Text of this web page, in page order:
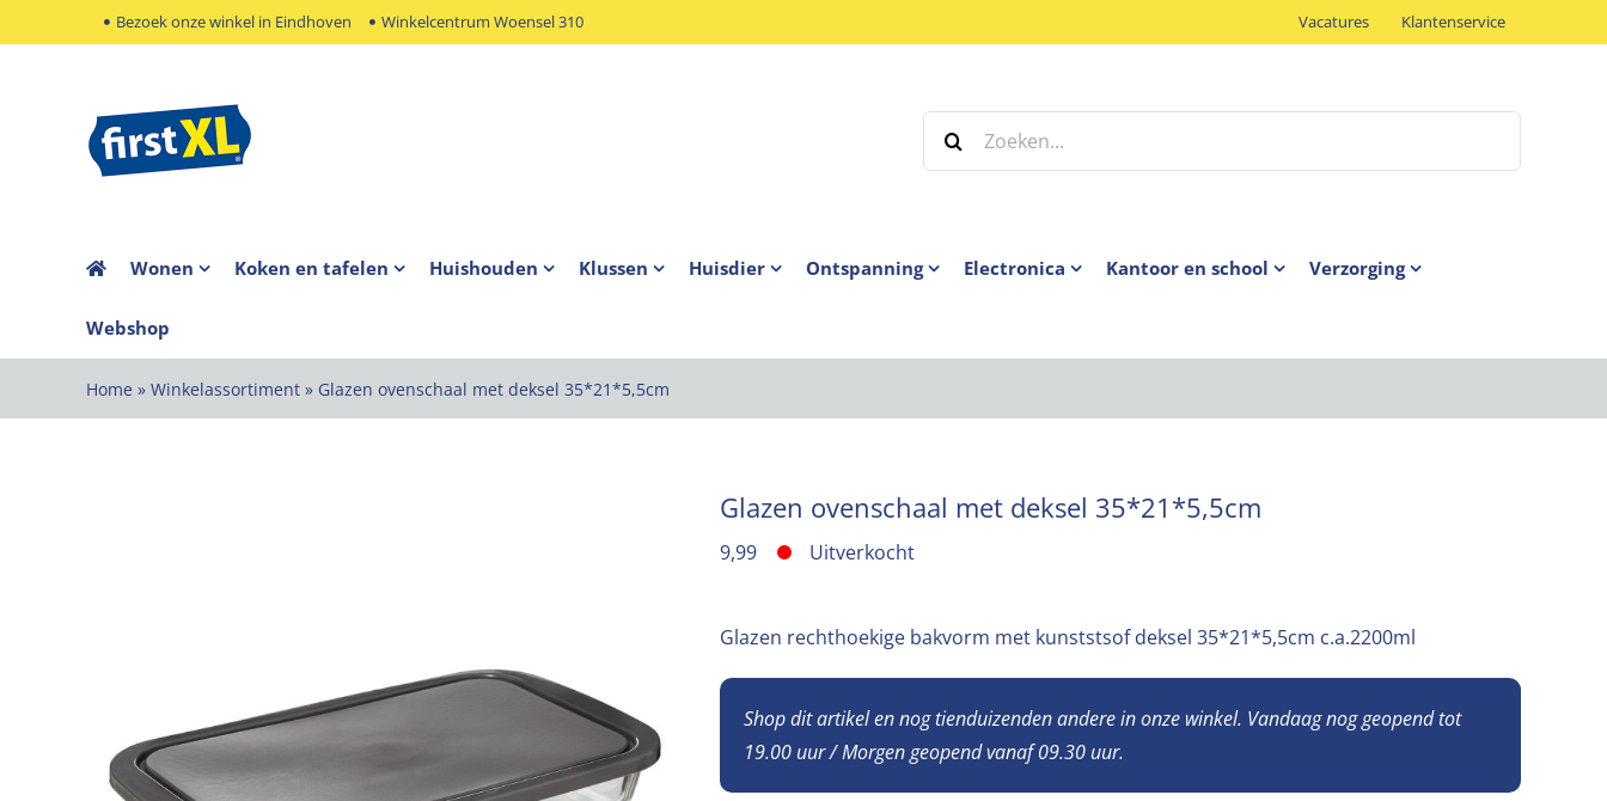
naar
Bezoek onze winkel in Eindhoven Winkelcentrum Woensel 310 Vacatures Klantenservice
Zoeken
naar:
Wonen Koken en tafelen Huishouden Klussen Huisdier Ontspanning Electronica Kantoor en school Verzorging
Webshop
Home » Winkelassortiment » Glazen ovenschaal met deksel 35*21*5,5cm
Glazen ovenschaal met deksel 35*21*5,5cm
9,99 Uitverkocht
Glazen rechthoekige bakvorm met kunststsof deksel 35*21*5,5cm c.a.2200ml
Shop dit artikel en nog tienduizenden andere in onze winkel. Vandaag nog geopend tot
19.00 uur / Morgen geopend vanaf 09.30 uur.